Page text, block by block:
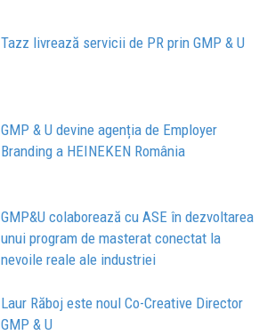
Tazz livrează servicii de PR prin GMP & U
GMP & U devine agenția de Employer
Branding a HEINEKEN România
GMP&U colaborează cu ASE în dezvoltarea
unui program de masterat conectat la
nevoile reale ale industriei
Laur Răboj este noul Co-Creative Director
GMP & U